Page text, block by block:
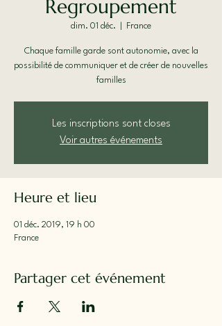
Regroupement
dim. 01 déc. France
Chaque famille garde sont autonomie, avec la
possibilité de communiquer et de créer de nouvelles
familles
Les inscriptions sont closes
Voir autres événements
Heure et lieu
01 déc. 2019, 19 h 00
France
Partager cet événement